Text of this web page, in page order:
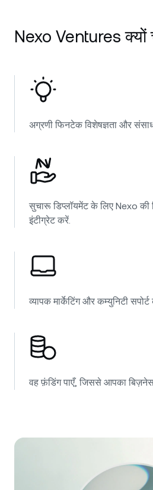
निजी ग्राहक
लॉयल्टी प्रोग्राम
Tether USDT
Polkadot
Solana
EURC EURC
हेल्प सेंटर
Nexo Ventures क्यों
अग्रणी फिनटेक विशेषज्ञता और
सुचारू डिप्लॉयमेंट के लिए Nexo की
इंटीग्रेट करें.
व्यापक मार्केटिंग और कम्युनिटी
वह फ़ंडिंग पाएँ, जिससे आपका